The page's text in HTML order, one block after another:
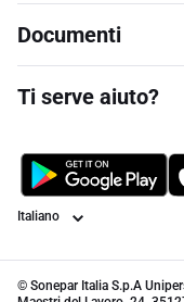
Documenti
Ti serve aiuto?
Lingua
© Sonepar Italia S.p.A